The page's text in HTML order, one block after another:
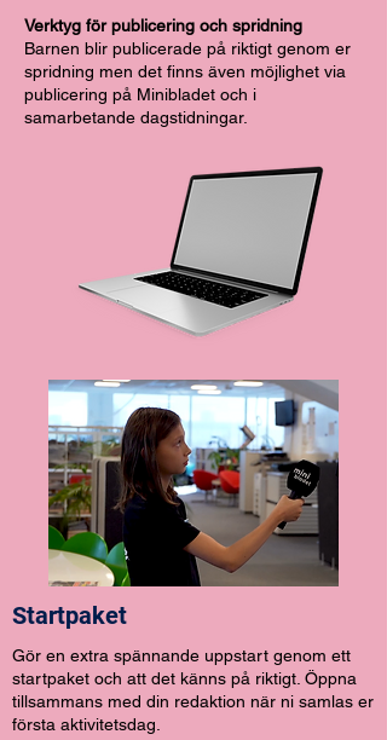
Verktyg för publicering och spridning
Barnen blir publicerade på riktigt genom er
spridning men det finns även möjlighet via
publicering på Minibladet och i
samarbetande dagstidningar.
Startpaket
Gör en extra spännande uppstart genom ett
startpaket och att det känns på riktigt. Öppna
tillsammans med din redaktion när ni samlas er
första aktivitetsdag.